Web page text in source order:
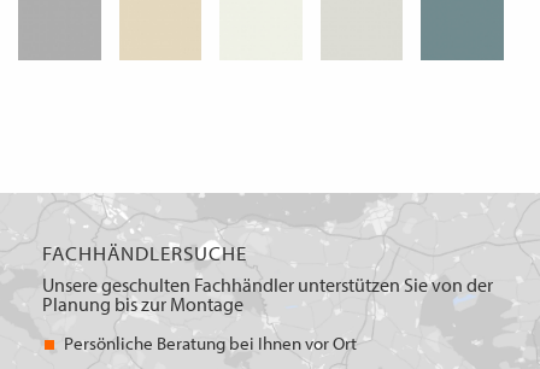
FACHHÄNDLERSUCHE
Unsere geschulten Fachhändler unterstützen Sie von der
Planung bis zur Montage
Persönliche Beratung bei Ihnen vor Ort